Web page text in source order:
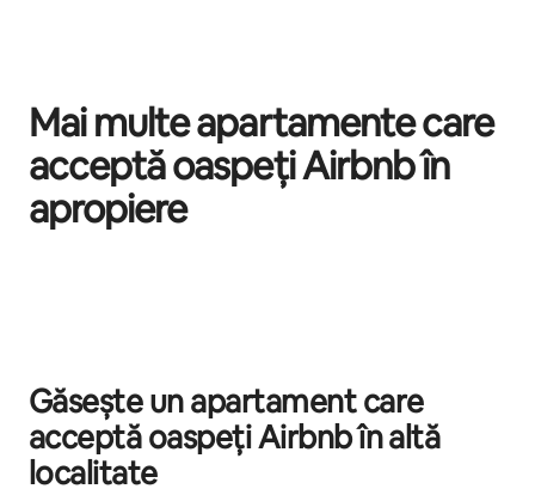
Mai multe apartamente care
acceptă oaspeți Airbnb în
apropiere
Găsește un apartament care
acceptă oaspeți Airbnb în altă
localitate